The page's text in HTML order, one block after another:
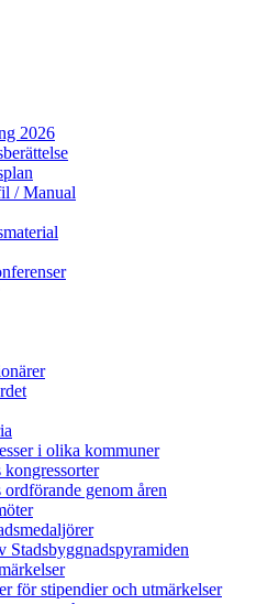
2026
/ Manual
i olika kommuner
kongressorter
ordförande genom åren
Stadsbyggnadspyramiden
för stipendier och utmärkelser